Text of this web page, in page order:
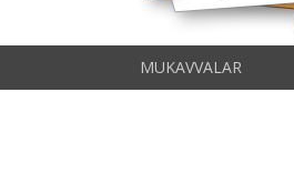
MUKAVVALAR